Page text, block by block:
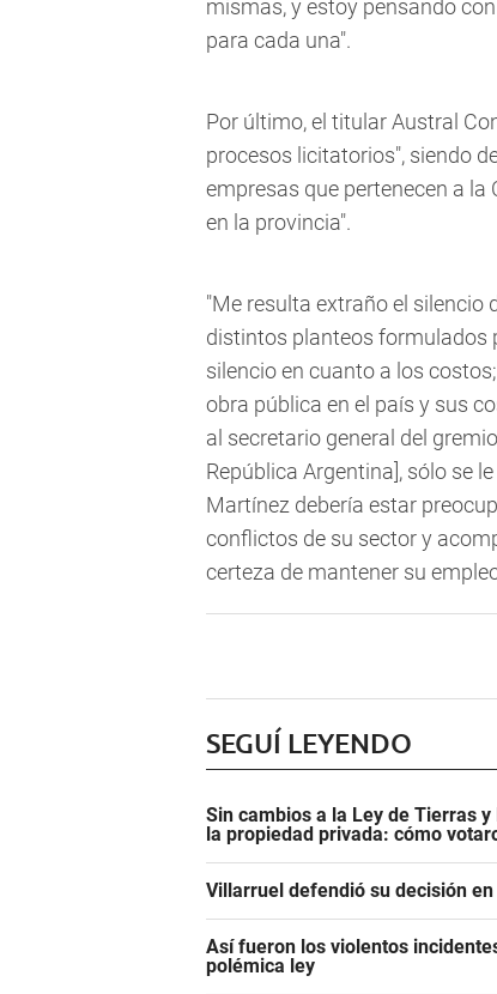
mismas, y estoy pensando
para cada una".
Por último, el titular Austral
procesos licitatorios", siendo
empresas que pertenecen a
en la provincia".
"Me resulta extraño el silencio
distintos planteos formulados
silencio en cuanto a los
obra pública en el país y sus
al secretario general del
República Argentina], sólo se
Martínez debería estar
conflictos de su sector y
certeza de mantener su
SEGUÍ LEYENDO
Sin cambios a la Ley de Tierras
la propiedad privada: cómo
Villarruel defendió su decisión
Así fueron los violentos
polémica ley